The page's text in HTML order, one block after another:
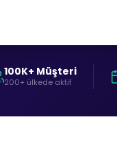
100K+ Müşteri
200+ ülkede aktif